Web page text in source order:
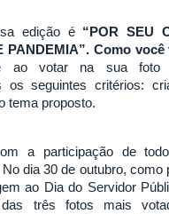
edição é “POR SEU
PANDEMIA”. Como
ao votar na sua foto
os seguintes critérios:
tema proposto.
a participação de
dia 30 de outubro,
ao Dia do Servidor
das três fotos mais